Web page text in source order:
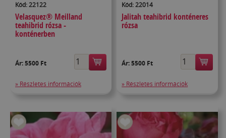
Kód: 22122
Velasquez® Meilland
teahibrid rózsa -
konténerben
Ár:5500 Ft
» Részletes információk
Kód: 22014
Jalitah teahibrid konténeres
rózsa
Ár:5500 Ft
» Részletes információk